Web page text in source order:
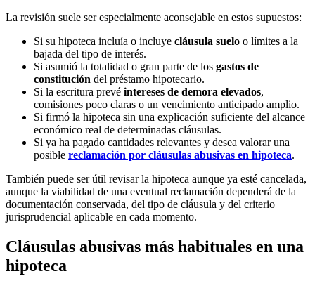
La revisión suele ser especialmente aconsejable en estos supuestos:
Si su hipoteca incluía o incluye cláusula suelo o límites a la
bajada del tipo de interés.
Si asumió la totalidad o gran parte de los gastos de
constitución del préstamo hipotecario.
Si la escritura prevé intereses de demora elevados,
comisiones poco claras o un vencimiento anticipado amplio.
Si firmó la hipoteca sin una explicación suficiente del alcance
económico real de determinadas cláusulas.
Si ya ha pagado cantidades relevantes y desea valorar una
posible reclamación por cláusulas abusivas en hipoteca.
También puede ser útil revisar la hipoteca aunque ya esté cancelada,
aunque la viabilidad de una eventual reclamación dependerá de la
documentación conservada, del tipo de cláusula y del criterio
jurisprudencial aplicable en cada momento.
Cláusulas abusivas más habituales en una
hipoteca